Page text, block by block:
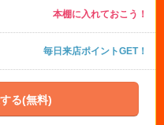
本棚に入れておこう！
毎日来店ポイントGET！
る(無料)